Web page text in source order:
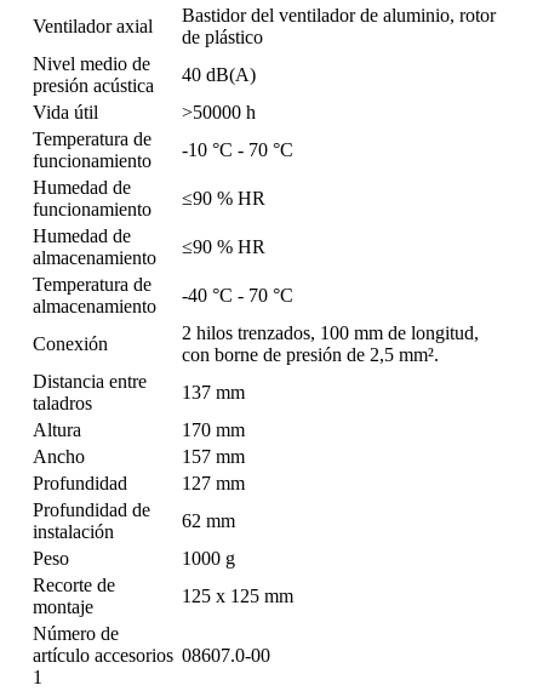
Ventilador axial
Bastidor del ventilador de aluminio, rotor
de plástico
Nivel medio de
presión acústica
40 dB(A)
Vida útil
>50000 h
Temperatura de
funcionamiento
-10 °C - 70 °C
Humedad de
funcionamiento
≤90 % HR
Humedad de
almacenamiento
≤90 % HR
Temperatura de
almacenamiento
-40 °C - 70 °C
Conexión
2 hilos trenzados, 100 mm de longitud,
con borne de presión de 2,5 mm².
Distancia entre
taladros
137 mm
Altura
170 mm
Ancho
157 mm
Profundidad
127 mm
Profundidad de
instalación
62 mm
Peso
1000 g
Recorte de
montaje
125 x 125 mm
Número de
artículo accesorios
1
08607.0-00